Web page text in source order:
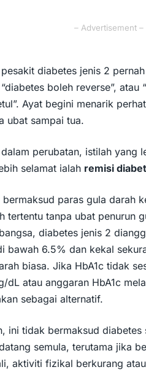
– Advertisement –
diabetes jenis 2
“diabetes boleh reverse”,
Ayat begini menarik
ubat sampai tua.
perubatan, istilah yang
selamat ialah remisi
bermaksud paras gula darah
tertentu tanpa ubat penurun
diabetes jenis 2
bawah 6.5% dan kekal
biasa. Jika HbA1c tidak
dL atau anggaran HbA1c
sebagai alternatif.
ini tidak bermaksud
semula, terutama jika
aktiviti fizikal berkurang